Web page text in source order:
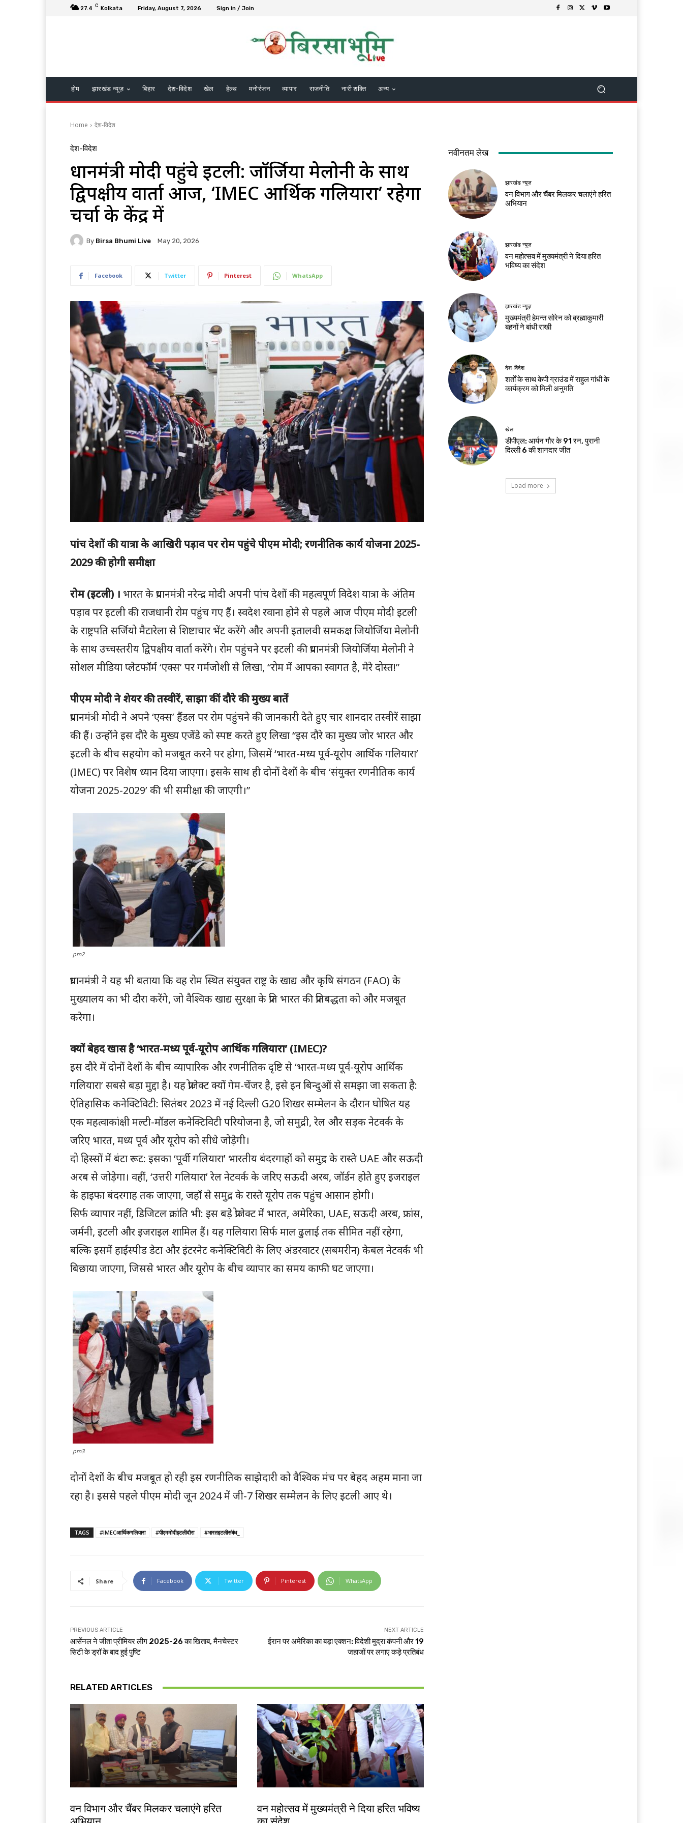
27.4 C Kolkata Friday, August 7, 2026 Sign in / Join
होम झारखंड न्यूज़ बिहार देश-विदेश खेल हेल्थ मनोरंजन व्यापार राजनीति नारी शक्ति अन्य
Home देश-विदेश
देश-विदेश
प्रधानमंत्री मोदी पहुंचे इटली: जॉर्जिया मेलोनी के साथ
द्विपक्षीय वार्ता आज, ‘IMEC आर्थिक गलियारा’ रहेगा
चर्चा के केंद्र में
By Birsa Bhumi Live May 20, 2026
Facebook Twitter Pinterest WhatsApp
पांच देशों की यात्रा के आखिरी पड़ाव पर रोम पहुंचे पीएम मोदी; रणनीतिक कार्य योजना 2025-
2029 की होगी समीक्षा
रोम (इटली) । भारत के प्रधानमंत्री नरेन्द्र मोदी अपनी पांच देशों की महत्वपूर्ण विदेश यात्रा के अंतिम
पड़ाव पर इटली की राजधानी रोम पहुंच गए हैं। स्वदेश रवाना होने से पहले आज पीएम मोदी इटली
के राष्ट्रपति सर्जियो मैटारेला से शिष्टाचार भेंट करेंगे और अपनी इतालवी समकक्ष जियोर्जिया मेलोनी
के साथ उच्चस्तरीय द्विपक्षीय वार्ता करेंगे। रोम पहुंचने पर इटली की प्रधानमंत्री जियोर्जिया मेलोनी ने
सोशल मीडिया प्लेटफॉर्म ‘एक्स’ पर गर्मजोशी से लिखा, “रोम में आपका स्वागत है, मेरे दोस्त!”
पीएम मोदी ने शेयर की तस्वीरें, साझा कीं दौरे की मुख्य बातें
प्रधानमंत्री मोदी ने अपने ‘एक्स’ हैंडल पर रोम पहुंचने की जानकारी देते हुए चार शानदार तस्वीरें साझा
की हैं। उन्होंने इस दौरे के मुख्य एजेंडे को स्पष्ट करते हुए लिखा “इस दौरे का मुख्य जोर भारत और
इटली के बीच सहयोग को मजबूत करने पर होगा, जिसमें ‘भारत-मध्य पूर्व-यूरोप आर्थिक गलियारा’
(IMEC) पर विशेष ध्यान दिया जाएगा। इसके साथ ही दोनों देशों के बीच ‘संयुक्त रणनीतिक कार्य
योजना 2025-2029’ की भी समीक्षा की जाएगी।”
pm2
प्रधानमंत्री ने यह भी बताया कि वह रोम स्थित संयुक्त राष्ट्र के खाद्य और कृषि संगठन (FAO) के
मुख्यालय का भी दौरा करेंगे, जो वैश्विक खाद्य सुरक्षा के प्रति भारत की प्रतिबद्धता को और मजबूत
करेगा।
क्यों बेहद खास है ‘भारत-मध्य पूर्व-यूरोप आर्थिक गलियारा’ (IMEC)?
इस दौरे में दोनों देशों के बीच व्यापारिक और रणनीतिक दृष्टि से ‘भारत-मध्य पूर्व-यूरोप आर्थिक
गलियारा’ सबसे बड़ा मुद्दा है। यह प्रोजेक्ट क्यों गेम-चेंजर है, इसे इन बिन्दुओं से समझा जा सकता है:
ऐतिहासिक कनेक्टिविटी: सितंबर 2023 में नई दिल्ली G20 शिखर सम्मेलन के दौरान घोषित यह
एक महत्वाकांक्षी मल्टी-मॉडल कनेक्टिविटी परियोजना है, जो समुद्री, रेल और सड़क नेटवर्क के
जरिए भारत, मध्य पूर्व और यूरोप को सीधे जोड़ेगी।
दो हिस्सों में बंटा रूट: इसका ‘पूर्वी गलियारा’ भारतीय बंदरगाहों को समुद्र के रास्ते UAE और सऊदी
अरब से जोड़ेगा। वहीं, ‘उत्तरी गलियारा’ रेल नेटवर्क के जरिए सऊदी अरब, जॉर्डन होते हुए इजराइल
के हाइफा बंदरगाह तक जाएगा, जहाँ से समुद्र के रास्ते यूरोप तक पहुंच आसान होगी।
सिर्फ व्यापार नहीं, डिजिटल क्रांति भी: इस बड़े प्रोजेक्ट में भारत, अमेरिका, UAE, सऊदी अरब, फ्रांस,
जर्मनी, इटली और इजराइल शामिल हैं। यह गलियारा सिर्फ माल ढुलाई तक सीमित नहीं रहेगा,
बल्कि इसमें हाईस्पीड डेटा और इंटरनेट कनेक्टिविटी के लिए अंडरवाटर (सबमरीन) केबल नेटवर्क भी
बिछाया जाएगा, जिससे भारत और यूरोप के बीच व्यापार का समय काफी घट जाएगा।
pm3
दोनों देशों के बीच मजबूत हो रही इस रणनीतिक साझेदारी को वैश्विक मंच पर बेहद अहम माना जा
रहा है। इससे पहले पीएम मोदी जून 2024 में जी-7 शिखर सम्मेलन के लिए इटली आए थे।
TAGS #IMECआर्थिकगलियारा #पीएममोदीइटलीदौरा #भारतइटलीसंबंध_
Share Facebook Twitter Pinterest WhatsApp
PREVIOUS ARTICLE
आर्सेनल ने जीता प्रीमियर लीग 2025-26 का खिताब, मैनचेस्टर
सिटी के ड्रॉ के बाद हुई पुष्टि
NEXT ARTICLE
ईरान पर अमेरिका का बड़ा एक्शन: विदेशी मुद्रा कंपनी और 19
जहाजों पर लगाए कड़े प्रतिबंध
RELATED ARTICLES
वन विभाग और चैंबर मिलकर चलाएंगे हरित
वन महोत्सव में मुख्यमंत्री ने दिया हरित भविष्य
नवीनतम लेख
झारखंड न्यूज़
वन विभाग और चैंबर मिलकर चलाएंगे हरित
अभियान
झारखंड न्यूज़
वन महोत्सव में मुख्यमंत्री ने दिया हरित
भविष्य का संदेश
झारखंड न्यूज़
मुख्यमंत्री हेमन्त सोरेन को ब्रह्माकुमारी
बहनों ने बांधी राखी
देश-विदेश
शर्तों के साथ केपी ग्राउंड में राहुल गांधी के
कार्यक्रम को मिली अनुमति
खेल
डीपीएल: आर्यन गौर के 91 रन, पुरानी
दिल्ली 6 की शानदार जीत
Load more